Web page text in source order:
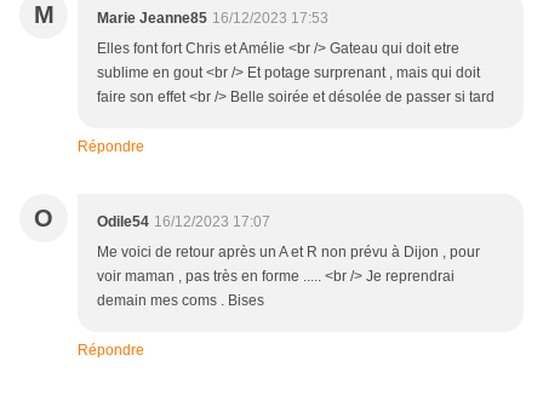
M Marie Jeanne85 16/12/2023 17:53
Elles font fort Chris et Amélie <br /> Gateau qui doit etre
sublime en gout <br /> Et potage surprenant , mais qui doit
faire son effet <br /> Belle soirée et désolée de passer si tard
Répondre
O Odile54 16/12/2023 17:07
Me voici de retour après un A et R non prévu à Dijon , pour
voir maman , pas très en forme ..... <br /> Je reprendrai
demain mes coms . Bises
Répondre